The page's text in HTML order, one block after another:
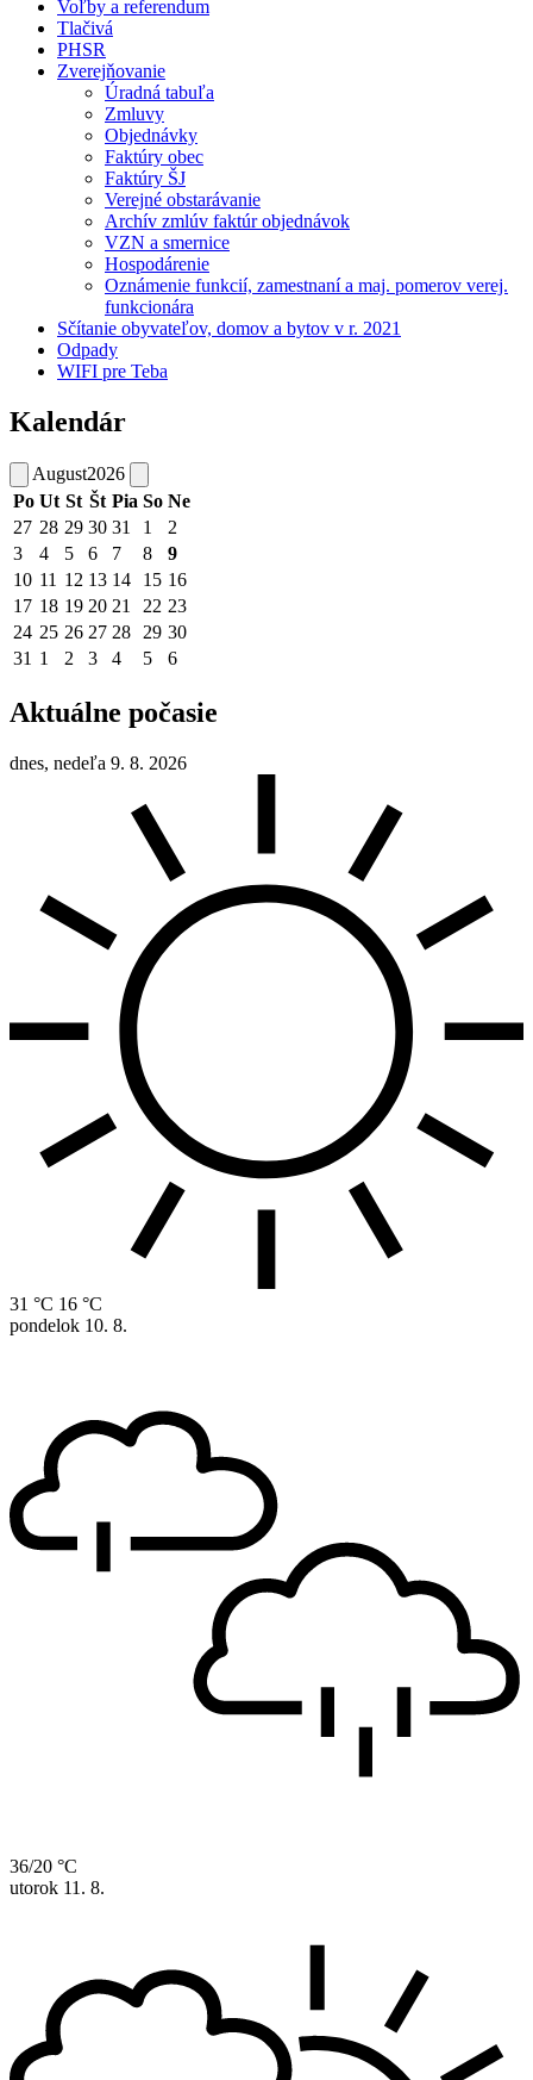
Voľby a referendum
Tlačivá
PHSR
Zverejňovanie
Úradná tabuľa
Zmluvy
Objednávky
Faktúry obec
Faktúry ŠJ
Verejné obstarávanie
Archív zmlúv faktúr objednávok
VZN a smernice
Hospodárenie
Oznámenie funkcií, zamestnaní a maj. pomerov verej.
funkcionára
Sčítanie obyvateľov, domov a bytov v r. 2021
Odpady
WIFI pre Teba
Kalendár
August2026
Po Ut St Št Pia So Ne
27 28 29 30 31 1
2
3
4 5 6 7 8
9
10 11 12 13 14 15 16
17 18 19 20 21 22 23
24 25 26 27 28 29 30
31 1 2 3 4 5 6
Aktuálne počasie
dnes, nedeľa 9. 8. 2026
31 °C 16 °C
pondelok 10. 8.
36/20 °C
utorok 11. 8.